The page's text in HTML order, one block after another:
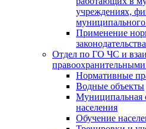
учреждениях,
муниципального
Применение
законодательства
Отдел по ГО ЧС и
Нормативные
Водные объекты
Муниципальная
населения
Обучение